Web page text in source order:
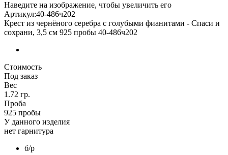
Наведите на изображение, чтобы увеличить его
Артикул:40-486ч202
Крест из чернёного серебра с голубыми фианитами - Спаси и
сохрани, 3,5 см 925 пробы 40-486ч202
Стоимость
Под заказ
Вес
1.72 гр.
Проба
925 пробы
У данного изделия
нет гарнитура
б/р